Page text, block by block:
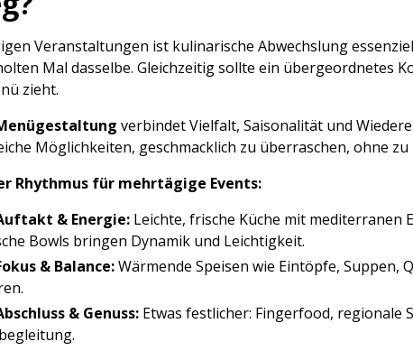
Veranstaltungen ist kulinarische Abwechslung
Mal dasselbe. Gleichzeitig sollte ein übergeordnetes
zieht.
verbindet Vielfalt, Saisonalität und
Möglichkeiten, geschmacklich zu überraschen, ohne
Rhythmus für mehrtägige Events:
& Energie: Leichte, frische Küche mit mediterranen
Bowls bringen Dynamik und Leichtigkeit.
& Balance:Wärmende Speisen wie Eintöpfe,
& Genuss: Etwas festlicher: Fingerfood,